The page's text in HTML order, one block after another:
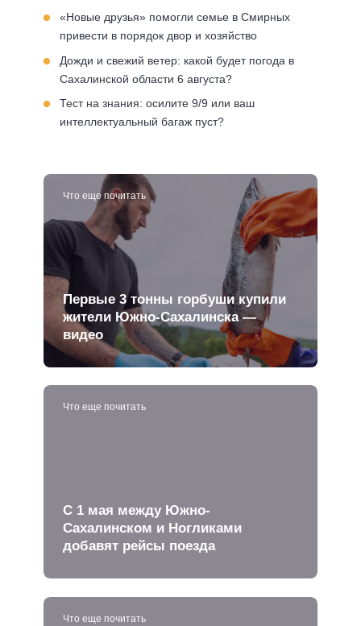
«Новые друзья» помогли семье в Смирных
привести в порядок двор и хозяйство
Дожди и свежий ветер: какой будет погода в
Сахалинской области 6 августа?
Тест на знания: осилите 9/9 или ваш
интеллектуальный багаж пуст?
Что еще почитать
Первые 3 тонны горбуши купили
жители Южно-Сахалинска —
видео
Что еще почитать
С 1 мая между Южно-
Сахалинском и Ногликами
добавят рейсы поезда
Что еще почитать